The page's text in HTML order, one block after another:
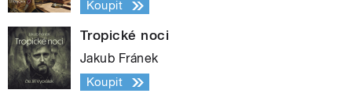
Koupit
Tropické noci
Jakub Fránek
Koupit